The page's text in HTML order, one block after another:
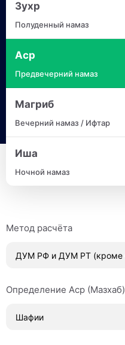
Зухр
Полуденный намаз
Аср
Предвечерний намаз
Магриб
Вечерний намаз / Ифтар
Иша
Ночной намаз
Метод расчёта
Определение Аср (Мазхаб)